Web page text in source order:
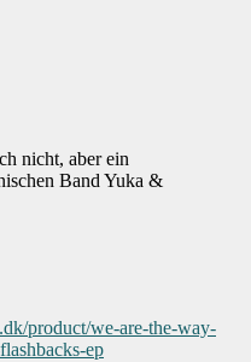
nicht, aber ein
Band Yuka &
product/we-are-the-way-
ep